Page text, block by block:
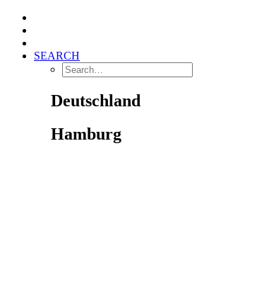
SEARCH
Deutschland
Hamburg